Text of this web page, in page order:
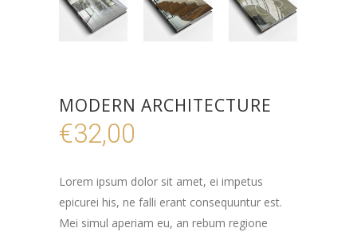
MODERN ARCHITECTURE
€32,00
Lorem ipsum dolor sit amet, ei impetus
epicurei his, ne falli erant consequuntur est.
Mei simul aperiam eu, an rebum regione